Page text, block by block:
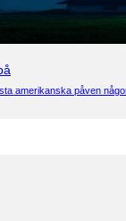
amerikanska påven